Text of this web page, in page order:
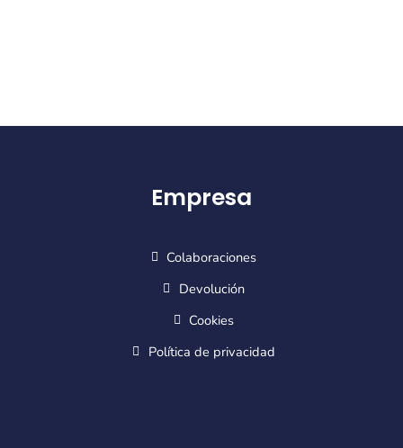
Empresa
Colaboraciones
Devolución
Cookies
Política de privacidad